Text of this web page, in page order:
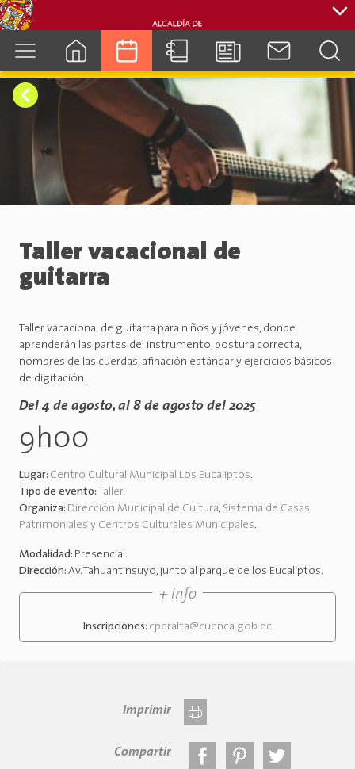
cuenca.gob.ec
Taller vacacional de
guitarra
Taller vacacional de guitarra para niños y jóvenes, donde
aprenderán las partes del instrumento, postura correcta,
nombres de las cuerdas, afinación estándar y ejercicios básicos
de digitación.
Del 4 de agosto, al 8 de agosto del 2025
9h00
Lugar: Centro Cultural Municipal Los Eucaliptos.
Tipo de evento: Taller.
Organiza: Dirección Municipal de Cultura, Sistema de Casas
Patrimoniales y Centros Culturales Municipales.
Modalidad: Presencial.
Dirección: Av. Tahuantinsuyo, junto al parque de los Eucaliptos.
+ info
Inscripciones: cperalta@cuenca.gob.ec
Imprimir
Compartir